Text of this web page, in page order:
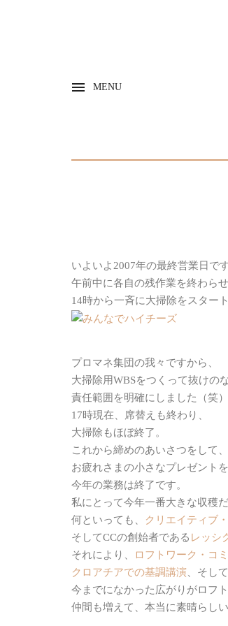
MENU
いよいよ2007年の最終営業日です
午前中に各自の残作業を終わらせ
14時から一斉に大掃除をスター
プロマネ集団の我々ですから、
大掃除用WBSをつくって抜けの
責任範囲を明確にしました（笑）
17時現在、席替えも終わり、
大掃除もほぼ終了。
これから締めのあいさつをして、
お疲れさまの小さなプレゼント
今年の業務は終了です。
私にとって今年一番大きな収穫だ
何といっても、
クリエイティブ
そしてCCの創始者である レッシ
それにより、
ロフトワーク・コ
クロアチアでの基調講演 、そして
今までになかった広がりがロフ
仲間も増えて、本当に素晴らし